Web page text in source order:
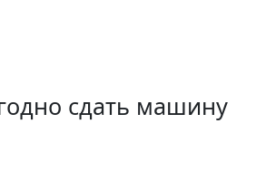
сдать машину